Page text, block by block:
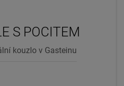
S POCITEM
kouzlo v Gasteinu